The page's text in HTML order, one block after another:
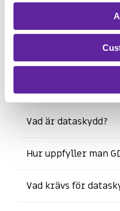
Vanliga
dataskydd
Klicka på frågan för att
Vad är dataskydd?
Hur uppfyller man
Vad krävs för